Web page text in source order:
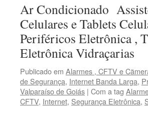
Ar Condicionado
Celulares e Tablets
Periféricos Eletrônica ,
Eletrônica Vidraçarias
Publicado em Alarmes , CFTV e
de Segurança, Internet Banda Larga,
Valparaíso de Goiás | Com a tag
CFTV, Internet, Segurança Eletrônica,